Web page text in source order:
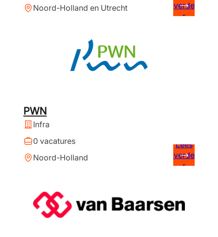
Noord-Holland en Utrecht
verde
r
PWN
Infra
0 vacatures
Noord-Holland
Lees
verde
r